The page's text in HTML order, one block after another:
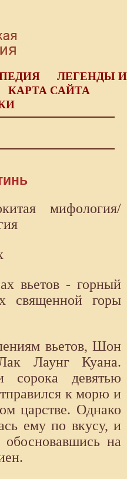
ЛЕГЕНДЫ И
КАРТА САЙТА
мифология/
вьетов - горный
священной горы
вьетов, Шон
Лаунг Куана.
девятью
к морю и
царстве. Однако
ему по вкусу, и
на